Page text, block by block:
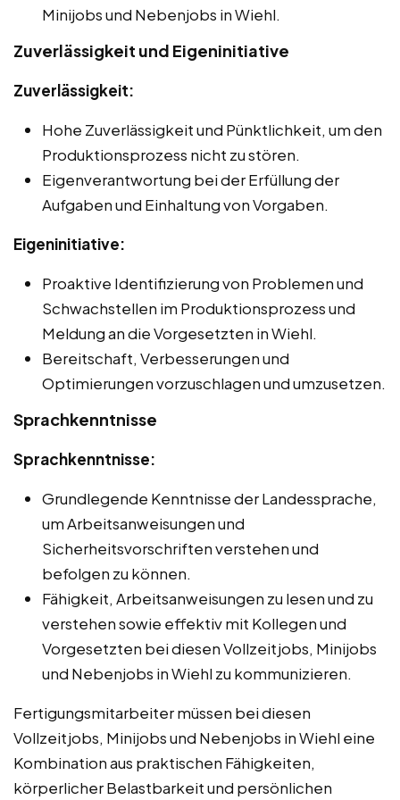
Minijobs und Nebenjobs in Wiehl.
Zuverlässigkeit und Eigeninitiative
Zuverlässigkeit:
Hohe Zuverlässigkeit und Pünktlichkeit, um den
Produktionsprozess nicht zu stören.
Eigenverantwortung bei der Erfüllung der
Aufgaben und Einhaltung von Vorgaben.
Eigeninitiative:
Proaktive Identifizierung von Problemen und
Schwachstellen im Produktionsprozess und
Meldung an die Vorgesetzten in Wiehl.
Bereitschaft, Verbesserungen und
Optimierungen vorzuschlagen und umzusetzen.
Sprachkenntnisse
Sprachkenntnisse:
Grundlegende Kenntnisse der Landessprache,
um Arbeitsanweisungen und
Sicherheitsvorschriften verstehen und
befolgen zu können.
Fähigkeit, Arbeitsanweisungen zu lesen und zu
verstehen sowie effektiv mit Kollegen und
Vorgesetzten bei diesen Vollzeitjobs, Minijobs
und Nebenjobs in Wiehl zu kommunizieren.
Fertigungsmitarbeiter müssen bei diesen
Vollzeitjobs, Minijobs und Nebenjobs in Wiehl eine
Kombination aus praktischen Fähigkeiten,
körperlicher Belastbarkeit und persönlichen